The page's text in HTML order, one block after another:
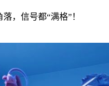
，信号都“满格”！